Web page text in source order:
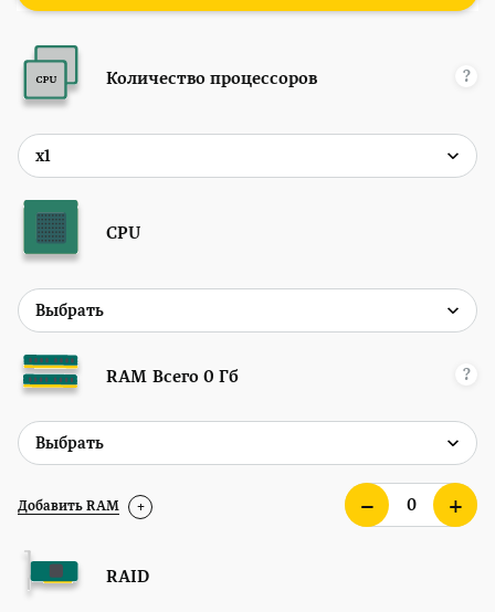
Количество процессоров ?
CPU
RAM Всего 0 Гб ?
Добавить RAM +
RAID